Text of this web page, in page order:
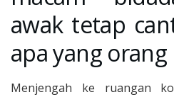
awak tetap
apa yang orang
Menjengah ke ruangan